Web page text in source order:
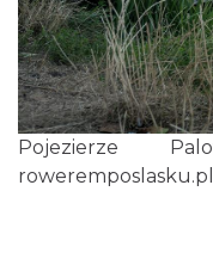
Pojezierze
roweremposlasku.pl